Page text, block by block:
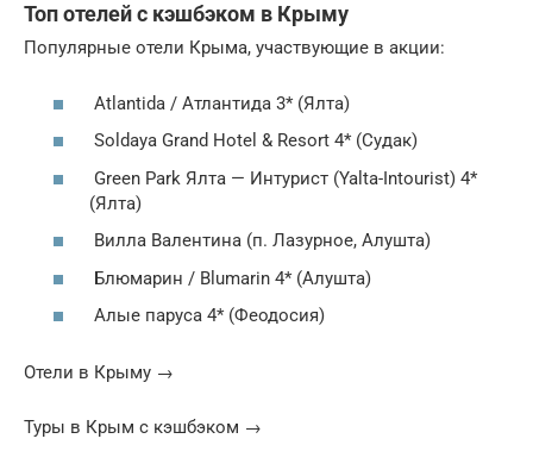
Топ отелей с кэшбэком в Крыму
Популярные отели Крыма, участвующие в акции:
Atlantida / Атлантида 3* (Ялта)
Soldaya Grand Hotel & Resort 4* (Судак)
Green Park Ялта — Интурист (Yalta-Intourist) 4*
(Ялта)
Вилла Валентина (п. Лазурное, Алушта)
Блюмарин / Blumarin 4* (Алушта)
Алые паруса 4* (Феодосия)
Отели в Крыму →
Туры в Крым с кэшбэком →